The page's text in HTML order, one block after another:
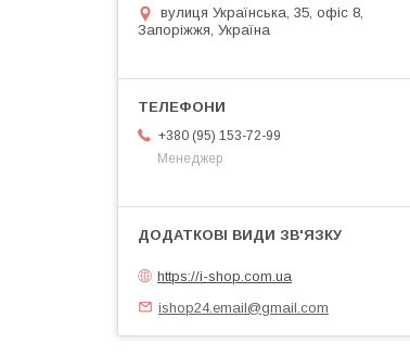
вулиця Українська, 35, офіс 8,
Запоріжжя, Україна
+380 (95) 153-72-99
Менеджер
https://i-shop.com.ua
ishop24.email@gmail.com